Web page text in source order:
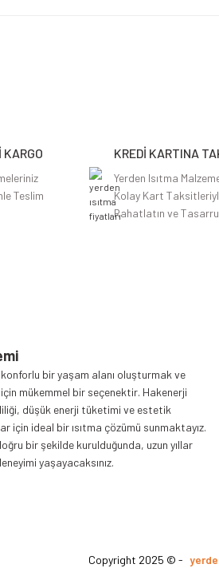
bulunuyor.
daha pahalı.
alternatifler olmalı.
Teslim
KREDİ KARTINA
Yerden Isıtma
Kolay Kart
Rahatlatın ve
konforlu bir yaşam alanı oluşturmak ve
mükemmel bir seçenektir. Hakenerji
düşük enerji tüketimi ve estetik
için ideal bir ısıtma çözümü sunmaktayız.
bir şekilde kurulduğunda, uzun yıllar
yaşayacaksınız.
Copyright 2025 © -